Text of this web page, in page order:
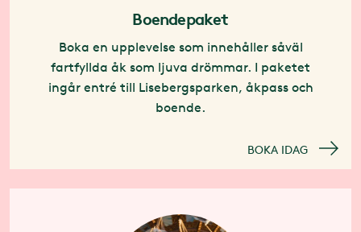
Boendepaket
Boka en upplevelse som innehåller såväl
fartfyllda åk som ljuva drömmar. I paketet
ingår entré till Lisebergsparken, åkpass och
boende.
BOKA IDAG